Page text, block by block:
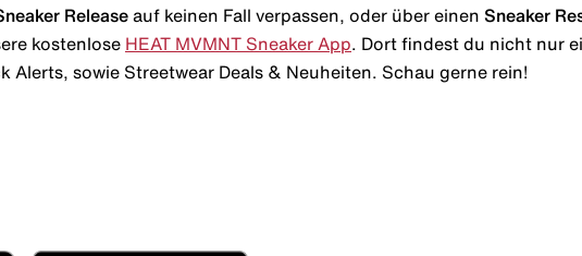
Release auf keinen Fall verpassen, oder über einen Sneaker
kostenlose HEAT MVMNT Sneaker App . Dort findest du nicht nur
Alerts, sowie Streetwear Deals & Neuheiten. Schau gerne rein!